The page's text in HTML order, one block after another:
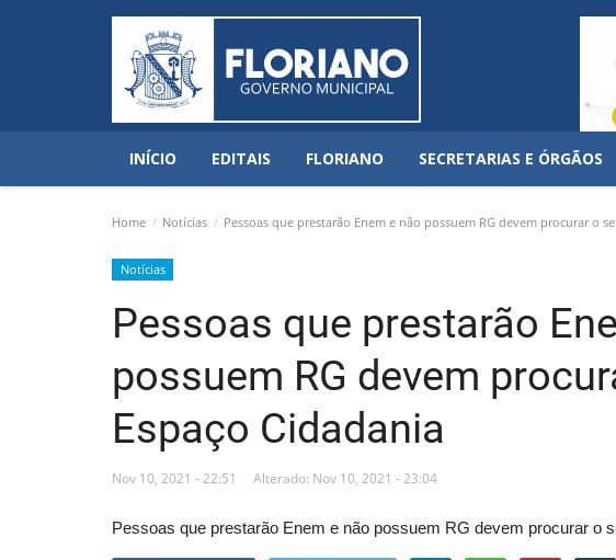
INÍCIO EDITAIS FLORIANO SECRETARIAS E ÓRGÃOS
Home Notícias Pessoas que prestarão Enem e não possuem RG devem procurar o
Notícias
Pessoas que prestarão
possuem RG devem
Espaço Cidadania
Nov 10, 2021 - 22:51 Alterado: Nov 10, 2021 - 23:04
Pessoas que prestarão Enem e não possuem RG devem procurar o